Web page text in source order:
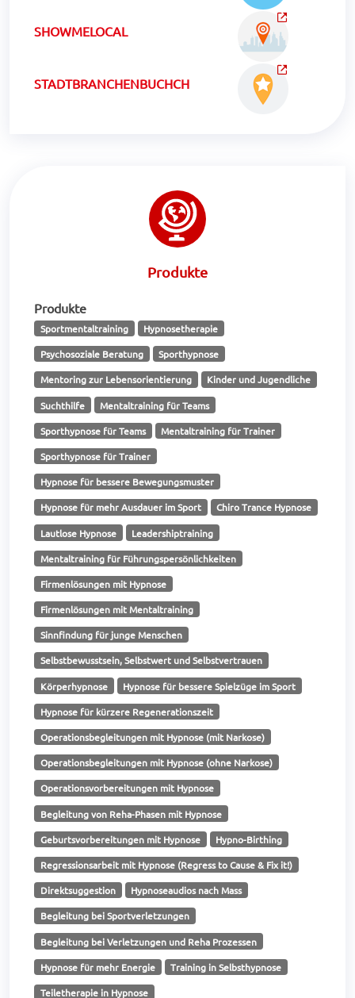
SHOWMELOCAL
STADTBRANCHENBUCHCH
Produkte
Produkte
Sportmentaltraining Hypnosetherapie
Psychosoziale Beratung Sporthypnose
Mentoring zur Lebensorientierung Kinder und Jugendliche
Suchthilfe Mentaltraining für Teams
Sporthypnose für Teams Mentaltraining für Trainer
Sporthypnose für Trainer
Hypnose für bessere Bewegungsmuster
Hypnose für mehr Ausdauer im Sport Chiro Trance Hypnose
Lautlose Hypnose Leadershiptraining
Mentaltraining für Führungspersönlichkeiten
Firmenlösungen mit Hypnose
Firmenlösungen mit Mentaltraining
Sinnfindung für junge Menschen
Selbstbewusstsein, Selbstwert und Selbstvertrauen
Körperhypnose Hypnose für bessere Spielzüge im Sport
Hypnose für kürzere Regenerationszeit
Operationsbegleitungen mit Hypnose (mit Narkose)
Operationsbegleitungen mit Hypnose (ohne Narkose)
Operationsvorbereitungen mit Hypnose
Begleitung von Reha-Phasen mit Hypnose
Geburtsvorbereitungen mit Hypnose Hypno-Birthing
Regressionsarbeit mit Hypnose (Regress to Cause & Fix it!)
Direktsuggestion Hypnoseaudios nach Mass
Begleitung bei Sportverletzungen
Begleitung bei Verletzungen und Reha Prozessen
Hypnose für mehr Energie Training in Selbsthypnose
Teiletherapie in Hypnose